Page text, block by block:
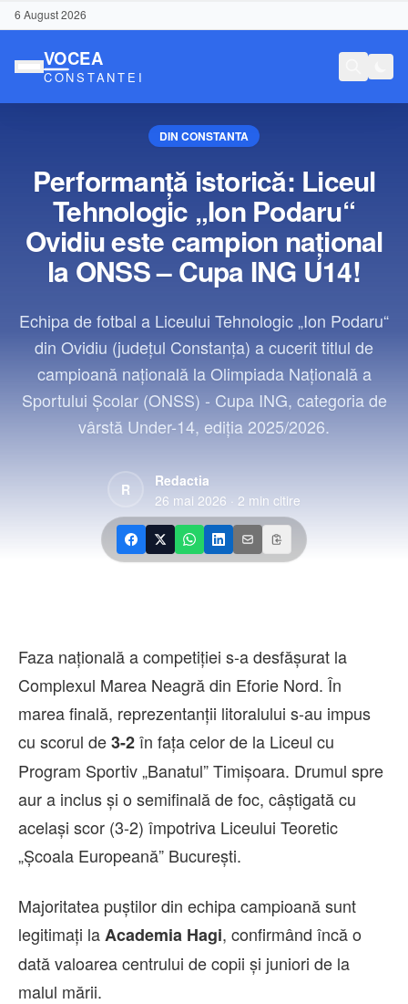
6 August 2026
Conținut Sponsorizat
Contact
DIN CONSTANTA
Performanță istorică: Liceul
Tehnologic „Ion Podaru“
Ovidiu este campion național
la ONSS – Cupa ING U14!
Echipa de fotbal a Liceului Tehnologic „Ion Podaru“
din Ovidiu (județul Constanța) a cucerit titlul de
campioană națională la Olimpiada Națională a
Sportului Școlar (ONSS) - Cupa ING, categoria de
vârstă Under-14, ediția 2025/2026.
R
Redactia
26 mai 2026 · 2 min citire
Faza națională a competiției s-a desfășurat la
Complexul Marea Neagră din Eforie Nord. În
marea finală, reprezentanții litoralului s-au impus
cu scorul de3-2în fața celor de la Liceul cu
Program Sportiv „Banatul” Timișoara. Drumul spre
aur a inclus și o semifinală de foc, câștigată cu
același scor (3-2) împotriva Liceului Teoretic
„Școala Europeană” București.
Majoritatea puștilor din echipa campioană sunt
legitimați laAcademia Hagi, confirmând încă o
dată valoarea centrului de copii și juniori de la
malul mării.